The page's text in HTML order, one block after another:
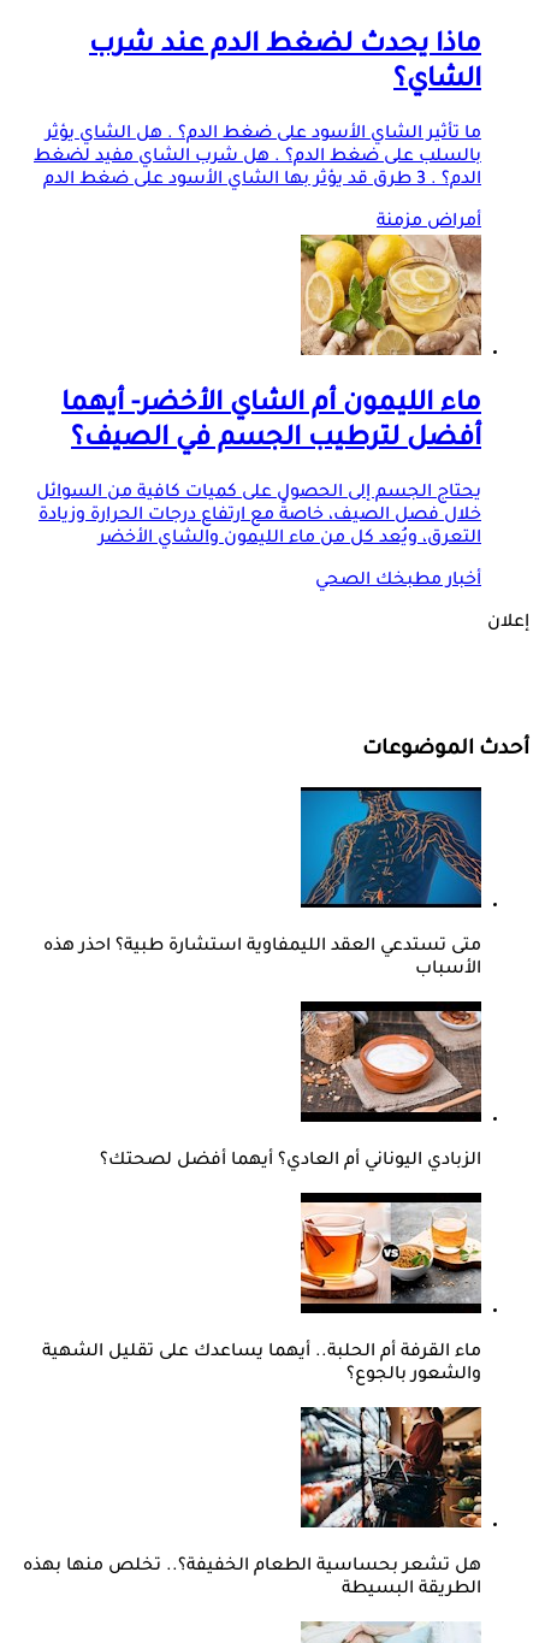
ماذا يحدث لضغط الدم عند شرب
الشاي؟
ما تأثير الشاي الأسود على ضغط الدم؟ . هل الشاي يؤثر
بالسلب على ضغط الدم؟ . هل شرب الشاي مفيد لضغط
الدم؟ . 3 طرق قد يؤثر بها الشاي الأسود على ضغط الدم
أمراض مزمنة
ماء الليمون أم الشاي الأخضر- أيهما
أفضل لترطيب الجسم في الصيف؟
يحتاج الجسم إلى الحصول على كميات كافية من السوائل
خلال فصل الصيف، خاصةً مع ارتفاع درجات الحرارة وزيادة
التعرق، ويُعد كل من ماء الليمون والشاي الأخضر
أخبار مطبخك الصحي
إعلان
أحدث الموضوعات
متى تستدعي العقد الليمفاوية استشارة طبية؟ احذر هذه
الأسباب
الزبادي اليوناني أم العادي؟ أيهما أفضل لصحتك؟
ماء القرفة أم الحلبة.. أيهما يساعدك على تقليل الشهية
والشعور بالجوع؟
هل تشعر بحساسية الطعام الخفيفة؟.. تخلص منها بهذه
الطريقة البسيطة